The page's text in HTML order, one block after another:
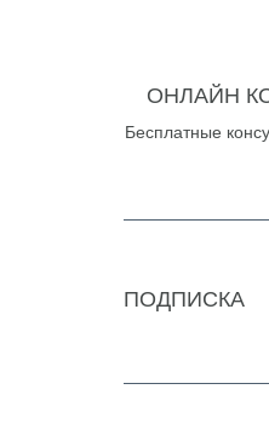
ОНЛАЙН
Бесплатные
ПОДПИСКА